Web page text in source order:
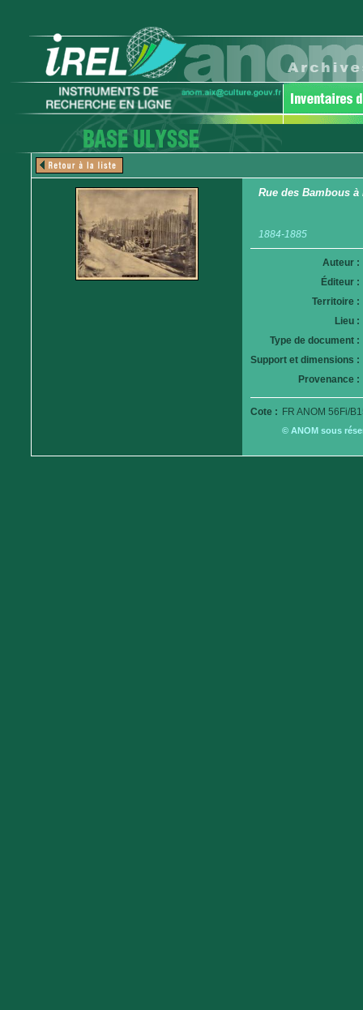
Rue des Bambous à
1884-1885
Auteur :
Éditeur :
Territoire :
Lieu :
Type de document :
Support et dimensions :
Provenance :
Cote : FR ANOM 56Fi/
© ANOM sous